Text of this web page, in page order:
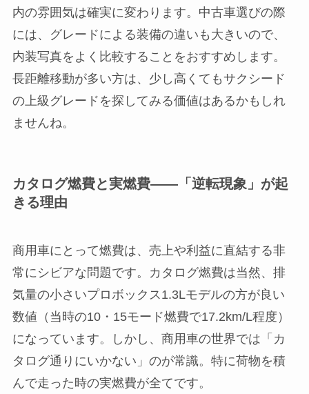
内の雰囲気は確実に変わります。中古車選びの際
には、グレードによる装備の違いも大きいので、
内装写真をよく比較することをおすすめします。
長距離移動が多い方は、少し高くてもサクシード
の上級グレードを探してみる価値はあるかもしれ
ませんね。
カタログ燃費と実燃費——「逆転現象」が起
きる理由
商用車にとって燃費は、売上や利益に直結する非
常にシビアな問題です。カタログ燃費は当然、排
気量の小さいプロボックス1.3Lモデルの方が良い
数値（当時の10・15モード燃費で17.2km/L程度）
になっています。しかし、商用車の世界では「カ
タログ通りにいかない」のが常識。特に荷物を積
んで走った時の実燃費が全てです。